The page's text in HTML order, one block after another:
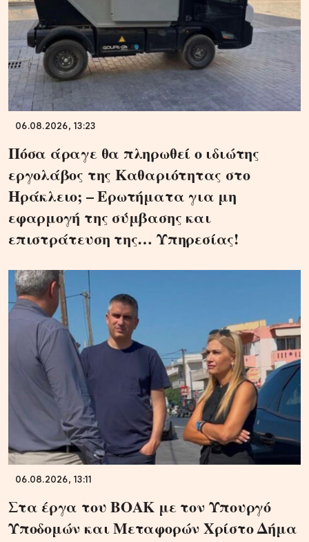
06.08.2026, 13:23
Πόσα άραγε θα πληρωθεί ο ιδιώτης
εργολάβος της Καθαριότητας στο
Ηράκλειο; – Ερωτήματα για μη
εφαρμογή της σύμβασης και
επιστράτευση της… Υπηρεσίας!
06.08.2026, 13:11
Στα έργα του ΒΟΑΚ με τον Υπουργό
Υποδομών και Μεταφορών Χρίστο Δήμα